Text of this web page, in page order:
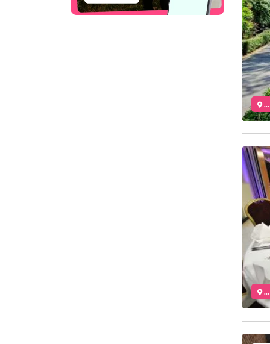
...
...